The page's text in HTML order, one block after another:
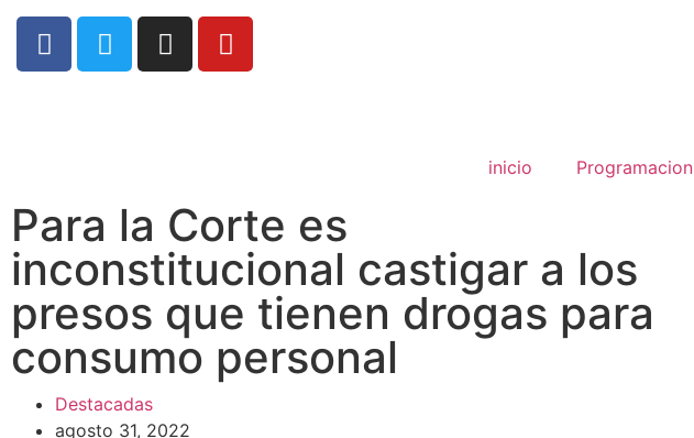
inicio Programacion
Para la Corte es
inconstitucional castigar a los
presos que tienen drogas para
consumo personal
Destacadas
agosto 31, 2022